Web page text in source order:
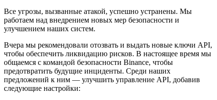
Все угрозы, вызванные атакой, успешно устранены. Мы
работаем над внедрением новых мер безопасности и
улучшением наших систем.
Вчера мы рекомендовали отозвать и выдать новые ключи API,
чтобы обеспечить ликвидацию рисков. В настоящее время мы
общаемся с командой безопасности Binance, чтобы
предотвратить будущие инциденты. Среди наших
предложений к ним — улучшить управление API, добавив
следующие настройки: